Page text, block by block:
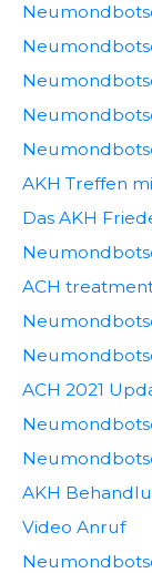
AKH Treffen
Das AKH
ACH
ACH 2021
AKH
Video Anruf